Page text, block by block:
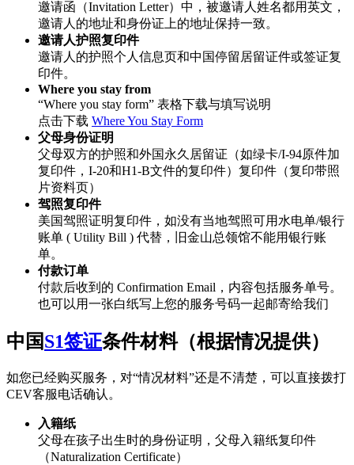
邀请函（Invitation Letter）中，被邀请人姓名都用英文，
邀请人的地址和身份证上的地址保持一致。
邀请人护照复印件
邀请人的护照个人信息页和中国停留居留证件或签证复
印件。
Where you stay from
“Where you stay form” 表格下载与填写说明
点击下载 Where You Stay Form
父母身份证明
父母双方的护照和外国永久居留证（如绿卡/I-94原件加
复印件，I-20和H1-B文件的复印件）复印件（复印带照
片资料页）
驾照复印件
美国驾照证明复印件，如没有当地驾照可用水电单/银行
账单 ( Utility Bill ) 代替，旧金山总领馆不能用银行账
单。
付款订单
付款后收到的 Confirmation Email，内容包括服务单号。
也可以用一张白纸写上您的服务号码一起邮寄给我们
中国S1签证条件材料（根据情况提供）
如您已经购买服务，对“情况材料”还是不清楚，可以直接拨打
CEV客服电话确认。
入籍纸
父母在孩子出生时的身份证明，父母入籍纸复印件
（Naturalization Certificate）